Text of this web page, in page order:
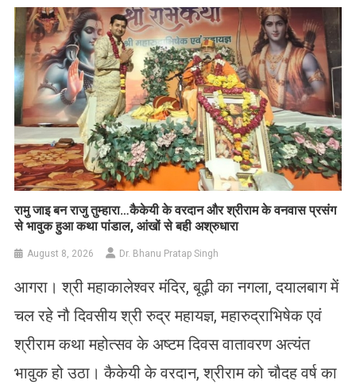
रामु जाइ बन राजु तुम्हारा…कैकेयी के वरदान और श्रीराम के वनवास प्रसंग
से भावुक हुआ कथा पांडाल, आंखों से बही अश्रुधारा
August 8, 2026 Dr. Bhanu Pratap Singh
आगरा। श्री महाकालेश्वर मंदिर, बूढ़ी का नगला, दयालबाग में
चल रहे नौ दिवसीय श्री रुद्र महायज्ञ, महारुद्राभिषेक एवं
श्रीराम कथा महोत्सव के अष्टम दिवस वातावरण अत्यंत
भावुक हो उठा। कैकेयी के वरदान, श्रीराम को चौदह वर्ष का